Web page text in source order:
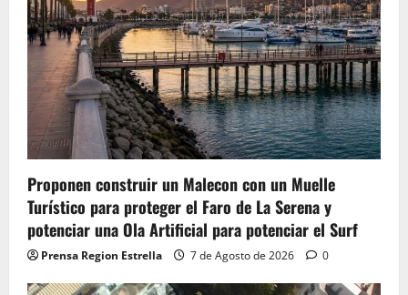
Proponen construir un Malecon con un Muelle
Turístico para proteger el Faro de La Serena y
potenciar una Ola Artificial para potenciar el Surf
Prensa Region Estrella 7 de Agosto de 2026 0